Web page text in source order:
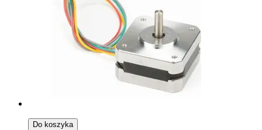
Do koszyka